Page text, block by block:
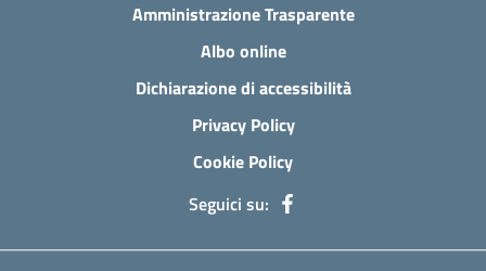
Amministrazione Trasparente
Albo online
Dichiarazione di accessibilità
Privacy Policy
Cookie Policy
Seguici su: